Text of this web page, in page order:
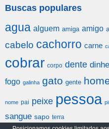
Buscas populares
agua alguem amiga amigo
cabelo cachorro carne
cobrar corpo dente
fogo galinha gato gente
nome pai peixe pessoa
sangue sapo terra